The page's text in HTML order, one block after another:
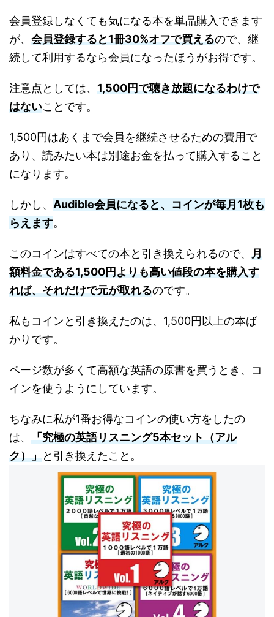
会員登録しなくても気になる本を単品購入できます
が、 会員登録すると1冊30%オフで買えるので、継
続して利用するなら会員になったほうがお得です。
注意点としては、 1,500円で聴き放題になるわけで
はないことです。
1,500円はあくまで会員を継続させるための費用で
あり、読みたい本は別途お金を払って購入すること
になります。
しかし、 Audible会員になると、コインが毎月1枚も
らえます。
このコインはすべての本と引き換えられるので、 月
額料金である1,500円よりも高い値段の本を購入す
れば、それだけで元が取れるのです。
私もコインと引き換えたのは、1,500円以上の本ば
かりです。
ページ数が多くて高額な英語の原書を買うとき、コ
インを使うようにしています。
ちなみに私が1番お得なコインの使い方をしたの
は、 「究極の英語リスニング5本セット（アル
ク）」と引き換えたこと。